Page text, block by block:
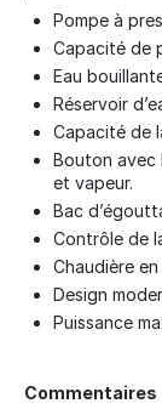
Pompe à
Capacité de
Eau
Réservoir
Capacité de
Bouton avec
et vapeur.
Bac
Contrôle de
Chaudière
Design
Puissance
Commentaires